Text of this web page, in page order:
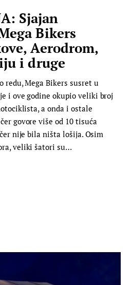
Sjajan
Bikers
Aerodrom,
i druge
redu, Mega Bikers susret u
i ove godine okupio veliki broj
a onda i ostale
govore više od 10 tisuća
nije bila ništa lošija. Osim
veliki šatori su…